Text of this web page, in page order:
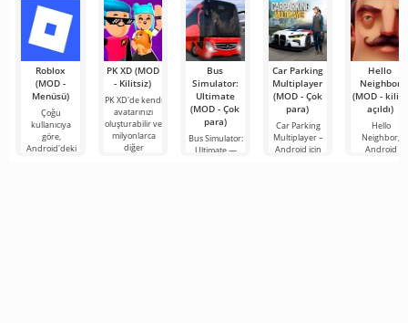
Minecraft artık
kübik zombiler
arasında
hayatta
Roblox
(MOD -
Menüsü)
Çoğu
kullanıcıya
göre,
Android'deki
PK XD (MOD
- Kilitsiz)
PK XD'de kendi
avatarınızı
oluşturabilir ve
milyonlarca
diğer
Bus
Simulator:
Ultimate
(MOD - Çok
para)
Bus Simulator:
Ultimate —
Car Parking
Multiplayer
(MOD - Çok
para)
Car Parking
Multiplayer –
Android için
Hello
Neighbor
(MOD - kilidi
açıldı)
Hello
Neighbor,
Android